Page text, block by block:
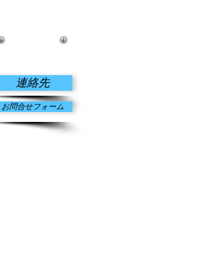
連絡先
お問合せフォーム